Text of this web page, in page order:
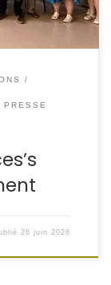
PRESSE
26 juin 2026